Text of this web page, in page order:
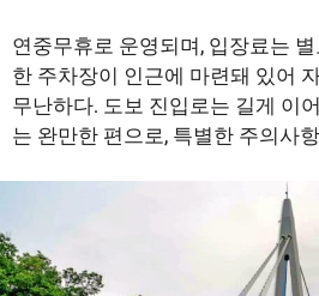
연중무휴로 운영되며, 입장료는
한 주차장이 인근에 마련돼 있어
무난하다. 도보 진입로는 길게 이
는 완만한 편으로, 특별한 주의사